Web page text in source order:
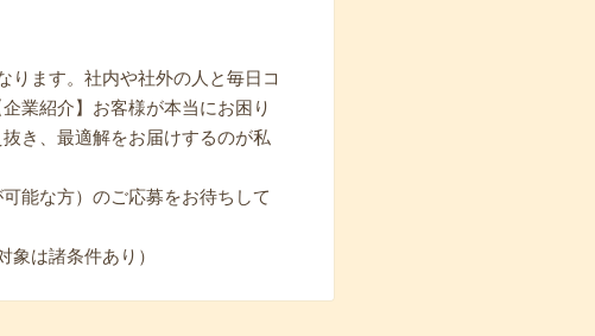
ります。社内や社外の人と毎日コ
業紹介】お客様が本当にお困り
き、最適解をお届けするのが私
能な方）のご応募をお待ちして
は諸条件あり）